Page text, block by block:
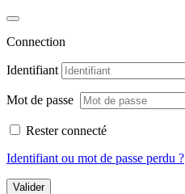
Connection
Identifiant
Mot de passe
Rester connecté
Identifiant ou mot de passe perdu ?
Valider